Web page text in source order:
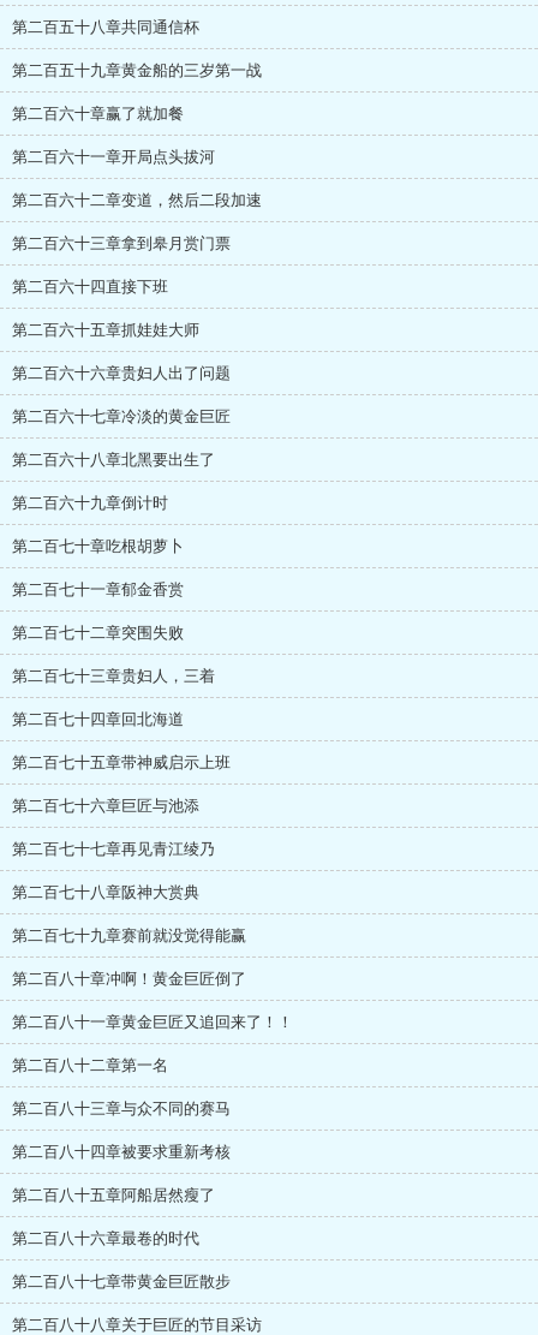
第二百五十八章共同通信杯
第二百五十九章黄金船的三岁第一战
第二百六十章赢了就加餐
第二百六十一章开局点头拔河
第二百六十二章变道，然后二段加速
第二百六十三章拿到皋月赏门票
第二百六十四直接下班
第二百六十五章抓娃娃大师
第二百六十六章贵妇人出了问题
第二百六十七章冷淡的黄金巨匠
第二百六十八章北黑要出生了
第二百六十九章倒计时
第二百七十章吃根胡萝卜
第二百七十一章郁金香赏
第二百七十二章突围失败
第二百七十三章贵妇人，三着
第二百七十四章回北海道
第二百七十五章带神威启示上班
第二百七十六章巨匠与池添
第二百七十七章再见青江绫乃
第二百七十八章阪神大赏典
第二百七十九章赛前就没觉得能赢
第二百八十章冲啊！黄金巨匠倒了
第二百八十一章黄金巨匠又追回来了！！
第二百八十二章第一名
第二百八十三章与众不同的赛马
第二百八十四章被要求重新考核
第二百八十五章阿船居然瘦了
第二百八十六章最卷的时代
第二百八十七章带黄金巨匠散步
第二百八十八章关于巨匠的节目采访